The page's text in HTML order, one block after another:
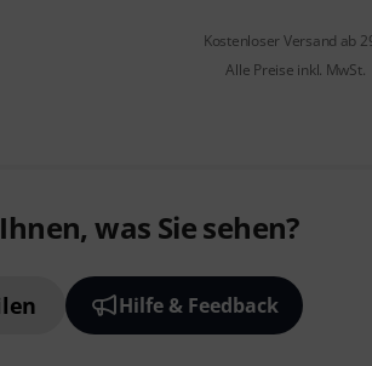
Kostenloser Versand ab
Alle Preise inkl. MwSt.
was Sie sehen?
Hilfe & Feedback